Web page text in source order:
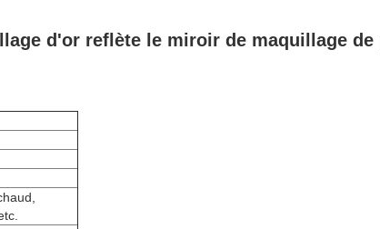
d'or reflète le miroir de maquillage de